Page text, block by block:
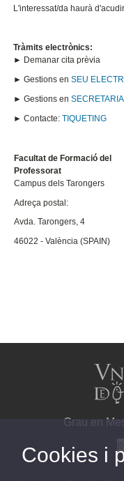
L'interessat/da haurà
Tràmits electrònics:
► Demanar cita prèvia
► Gestions enSEU
► Gestions en
► Contacte:TIQUETING
Facultat de Formació del
Professorat
Campus dels Tarongers
Adreça postal:
Avda. Tarongers, 4
46022 - València (SPAIN)
Grau en
Cookies i